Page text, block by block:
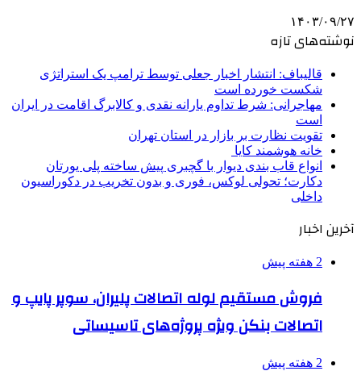
۱۴۰۳/۰۹/۲۷
نوشته‌های تازه
قالیباف: انتشار اخبار جعلی توسط ترامپ یک استراتژی
شکست خورده است
مهاجرانی: شرط تداوم یارانه نقدی و کالابرگ اقامت در ایران
است
تقویت نظارت بر بازار در استان تهران
خانه هوشمند کایا
انواع قاب بندی دیوار با گچبری پیش ساخته پلی یورتان
دکارت؛ تحولی لوکس، فوری و بدون تخریب در دکوراسیون
داخلی
آخرین اخبار
2 هفته پیش
فروش مستقیم لوله اتصالات پلیران، سوپر پایپ و
اتصالات بنکن ویژه پروژه‌های تاسیساتی
2 هفته پیش